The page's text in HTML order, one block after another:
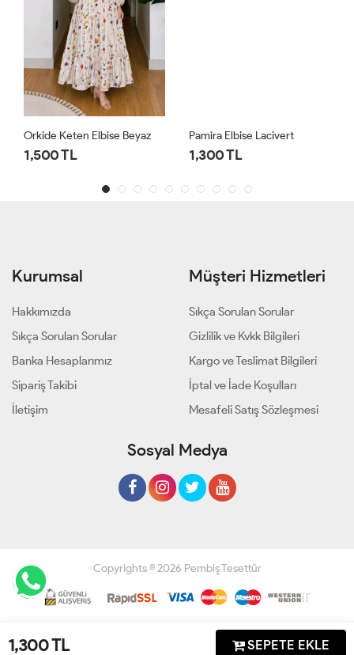
1,300TL SEPETE EKLE
Orkide Keten Elbise Beyaz
1,500 TL
Pamira Elbise Lacivert
1,300 TL
Kurumsal
Hakkımızda
Sıkça Sorulan Sorular
Banka Hesaplarımız
Sipariş Takibi
İletişim
Müşteri Hizmetleri
Sıkça Sorulan Sorular
Gizlilik ve Kvkk Bilgileri
Kargo ve Teslimat Bilgileri
İptal ve İade Koşulları
Mesafeli Satış Sözleşmesi
Sosyal Medya
Copyrights © 2026 Pembiş Tesettür
Geliştir - powered by innovation